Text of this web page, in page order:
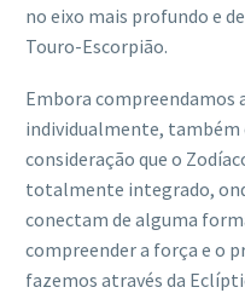
no eixo mais profundo e
Touro-Escorpião.
Embora compreendamos
individualmente, também
consideração que o
totalmente integrado,
conectam de alguma
compreender a força e o
fazemos através da